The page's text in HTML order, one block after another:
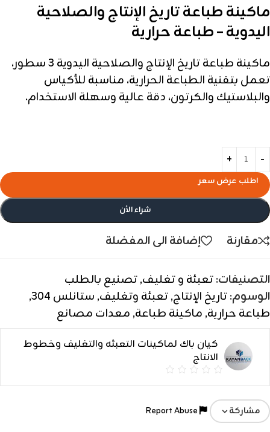
ماكينة طباعة تاريخ الإنتاج والصلاحية
اليدوية – طباعة حرارية
ماكينة طباعة تاريخ الإنتاج والصلاحية اليدوية 3 سطور،
تعمل بتقنية الطباعة الحرارية، مناسبة للأكياس
والبلاستيك والكرتون، دقة عالية وسهلة الاستخدام.
اطلب عرض سعر
شراء الأن
مقارنة إضافة الى المفضلة
التصنيفات:تعبئة و تغليف,تصنيع بالطلب
الوسوم:تاريخ الإنتاج,تعبئة وتغليف, ستانلس 304
,
طباعة حرارية, ماكينة طباعة, معدات مصانع
كيان باك لماكينات التعبئه والتغليف وخطوط
الانتاج
مشاركة